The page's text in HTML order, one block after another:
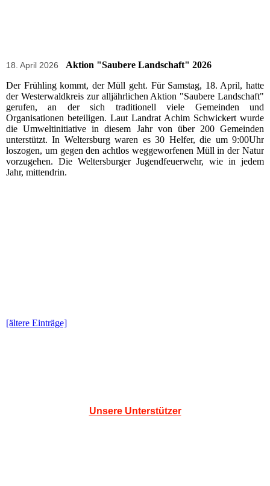
18. April 2026
Aktion "Saubere Landschaft" 2026
Der Frühling kommt, der Müll geht. Für Samstag, 18. April, hatte
der Westerwaldkreis zur alljährlichen Aktion "Saubere Landschaft"
gerufen, an der sich traditionell viele Gemeinden und
Organisationen beteiligen. Laut Landrat Achim Schwickert wurde
die Umweltinitiative in diesem Jahr von über 200 Gemeinden
unterstützt. In Weltersburg waren es 30 Helfer, die um 9:00Uhr
loszogen, um gegen den achtlos weggeworfenen Müll in der Natur
vorzugehen. Die Weltersburger Jugendfeuerwehr, wie in jedem
Jahr, mittendrin.
[ältere Einträge]
Unsere Unterstützer